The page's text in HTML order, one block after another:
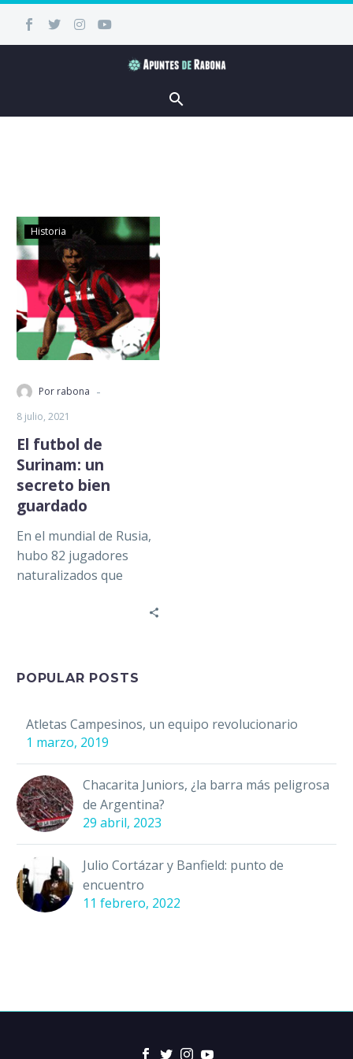
Historia
Por rabona -
8 julio, 2021
El futbol de
Surinam: un
secreto bien
guardado
En el mundial de Rusia,
hubo 82 jugadores
naturalizados que
POPULAR POSTS
Atletas Campesinos, un equipo revolucionario
1 marzo, 2019
Chacarita Juniors, ¿la barra más peligrosa
de Argentina?
29 abril, 2023
Julio Cortázar y Banfield: punto de
encuentro
11 febrero, 2022